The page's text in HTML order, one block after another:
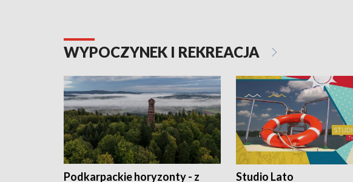
WYPOCZYNEK I REKREACJA
Podkarpackie horyzonty - z Studio Lato